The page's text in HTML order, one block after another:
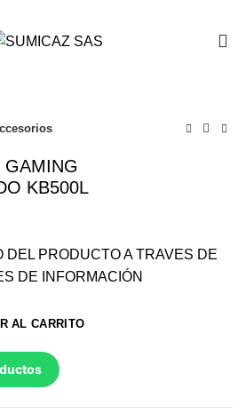
GAMING
KB500L
DEL PRODUCTO A TRAVES DE
DE INFORMACIÓN
AL CARRITO